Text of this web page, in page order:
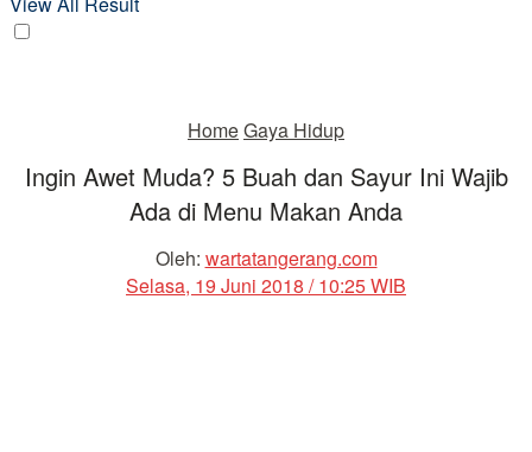
HomeGaya Hidup
Ingin Awet Muda? 5 Buah dan Sayur Ini Wajib
Ada di Menu Makan Anda
Oleh: wartatangerang.com
Selasa, 19 Juni 2018 / 10:25 WIB